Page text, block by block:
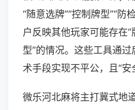
“随意选牌”“控制牌型”“防
户反映其他玩家可能存在
型”的情况。这些工具通
术手段实现不平公，且“安
微乐河北麻将主打冀式地